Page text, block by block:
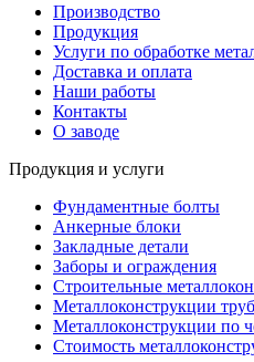
Производство
Продукция
Услуги по обработке
Доставка и оплата
Наши работы
Контакты
О заводе
Продукция и услуги
Фундаментные болты
Анкерные блоки
Закладные детали
Заборы и ограждения
Строительные
Металлоконструкции
Металлоконструкции по
Cтоимость